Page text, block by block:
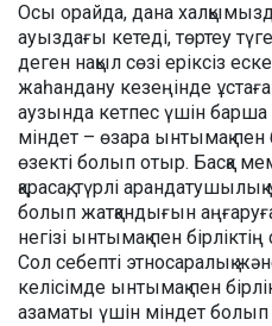
Осы орайда, дана
ауыздағы кетеді, төртеу
деген нақыл сөзі еріксіз
жаһандану кезеңінде
аузында кетпес үшін барша
міндет – өзара ынтымақ пен
өзекті болып отыр. Басқа
қарасақ, түрлі
болып жатқандығын
негізі ынтымақ пен
Сол себепті этносаралық
келісімде ынтымақ пен
азаматы үшін міндет